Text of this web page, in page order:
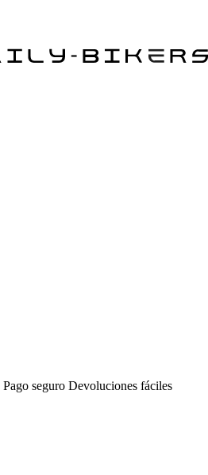
Pago seguro Devoluciones fáciles